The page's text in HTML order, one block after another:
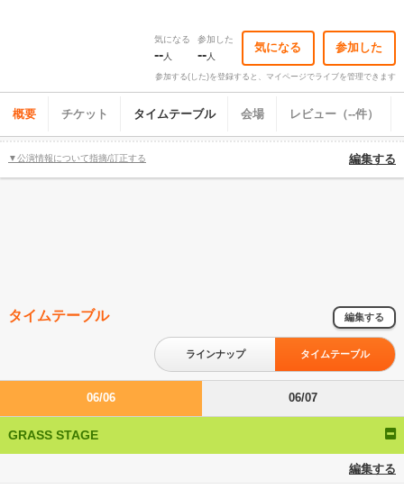
気になる
--人
参加した
--人
気になる 参加した
参加する(した)を登録すると、マイページでライブを管理できます
概要 チケット タイムテーブル 会場 レビュー（--件）
▼公演情報について指摘/訂正する 編集する
タイムテーブル 編集する
ラインナップ タイムテーブル
06/06 06/07
GRASS STAGE
編集する